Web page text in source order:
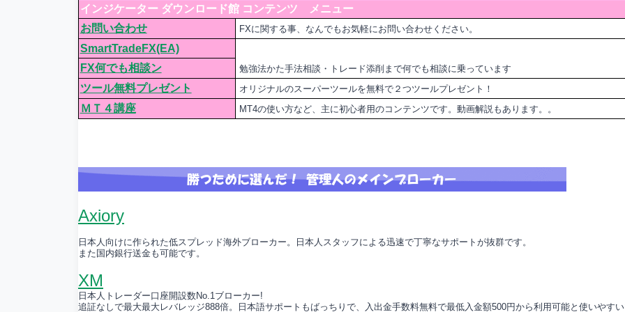
インジケーター ダウンロード館 コンテンツ メニュー
お問い合わせ
FXに関する事、なんでもお気軽にお問い合わせください。
SmartTradeFX(EA)
FX何でも相談ン
勉強法かた手法相談・トレード添削まで何でも相談に乗っています
ツール無料プレゼント オリジナルのスーパーツールを無料で２つツールプレゼント！
ＭＴ４講座 MT4の使い方など、主に初心者用のコンテンツです。動画解説もあります。。
Axiory
日本人向けに作られた低スプレッド海外ブローカー。日本人スタッフによる迅速で丁寧なサポートが抜群です。
また国内銀行送金も可能です。
XM
日本人トレーダー口座開設数No.1ブローカー!
追証なしで最大最大レバレッジ888倍。日本語サポートもばっちりで、入出金手数料無料で最低入金額500円から利用可能と使いやすい